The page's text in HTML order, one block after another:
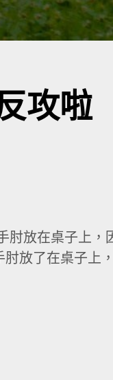
攻啦
肘放在桌子上
放了在桌子上